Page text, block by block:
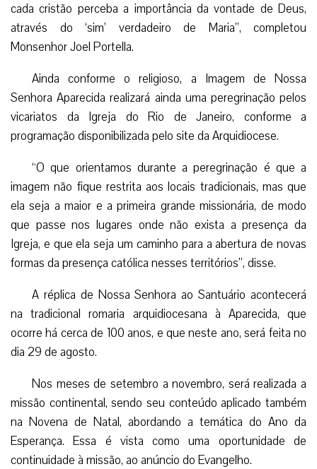
cada cristão perceba a importância da vontade de Deus,
através do ‘sim’ verdadeiro de Maria”, completou
Monsenhor Joel Portella.
Ainda conforme o religioso, a Imagem de Nossa
Senhora Aparecida realizará ainda uma peregrinação pelos
vicariatos da Igreja do Rio de Janeiro, conforme a
programação disponibilizada pelo site da Arquidiocese.
“O que orientamos durante a peregrinação é que a
imagem não fique restrita aos locais tradicionais, mas que
ela seja a maior e a primeira grande missionária, de modo
que passe nos lugares onde não exista a presença da
Igreja, e que ela seja um caminho para a abertura de novas
formas da presença católica nesses territórios”, disse.
A réplica de Nossa Senhora ao Santuário acontecerá
na tradicional romaria arquidiocesana à Aparecida, que
ocorre há cerca de 100 anos, e que neste ano, será feita no
dia 29 de agosto.
Nos meses de setembro a novembro, será realizada a
missão continental, sendo seu conteúdo aplicado também
na Novena de Natal, abordando a temática do Ano da
Esperança. Essa é vista como uma oportunidade de
continuidade à missão, ao anúncio do Evangelho.